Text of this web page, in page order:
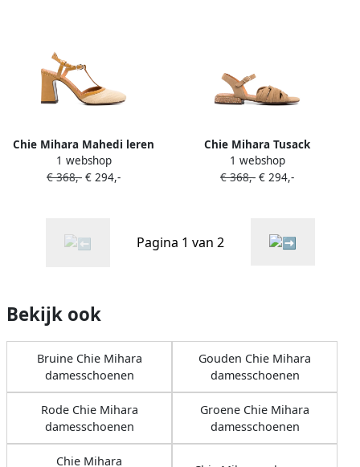
Chie Mihara Mahedi leren
pumps Beige
1 webshop
€ 368,- € 294,-
Chie Mihara Tusack
geknoopte sandalen Beige
1 webshop
€ 368,- € 294,-
Pagina 1 van 2
Bekijk ook
Bruine Chie Mihara
damesschoenen
Gouden Chie Mihara
damesschoenen
Rode Chie Mihara
damesschoenen
Groene Chie Mihara
damesschoenen
Chie Mihara